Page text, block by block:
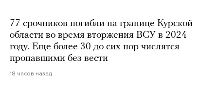
77 срочников погибли на границе Курской
области во время вторжения ВСУ в 2024
году. Еще более 30 до сих пор числятся
пропавшими без вести
18 часов назад